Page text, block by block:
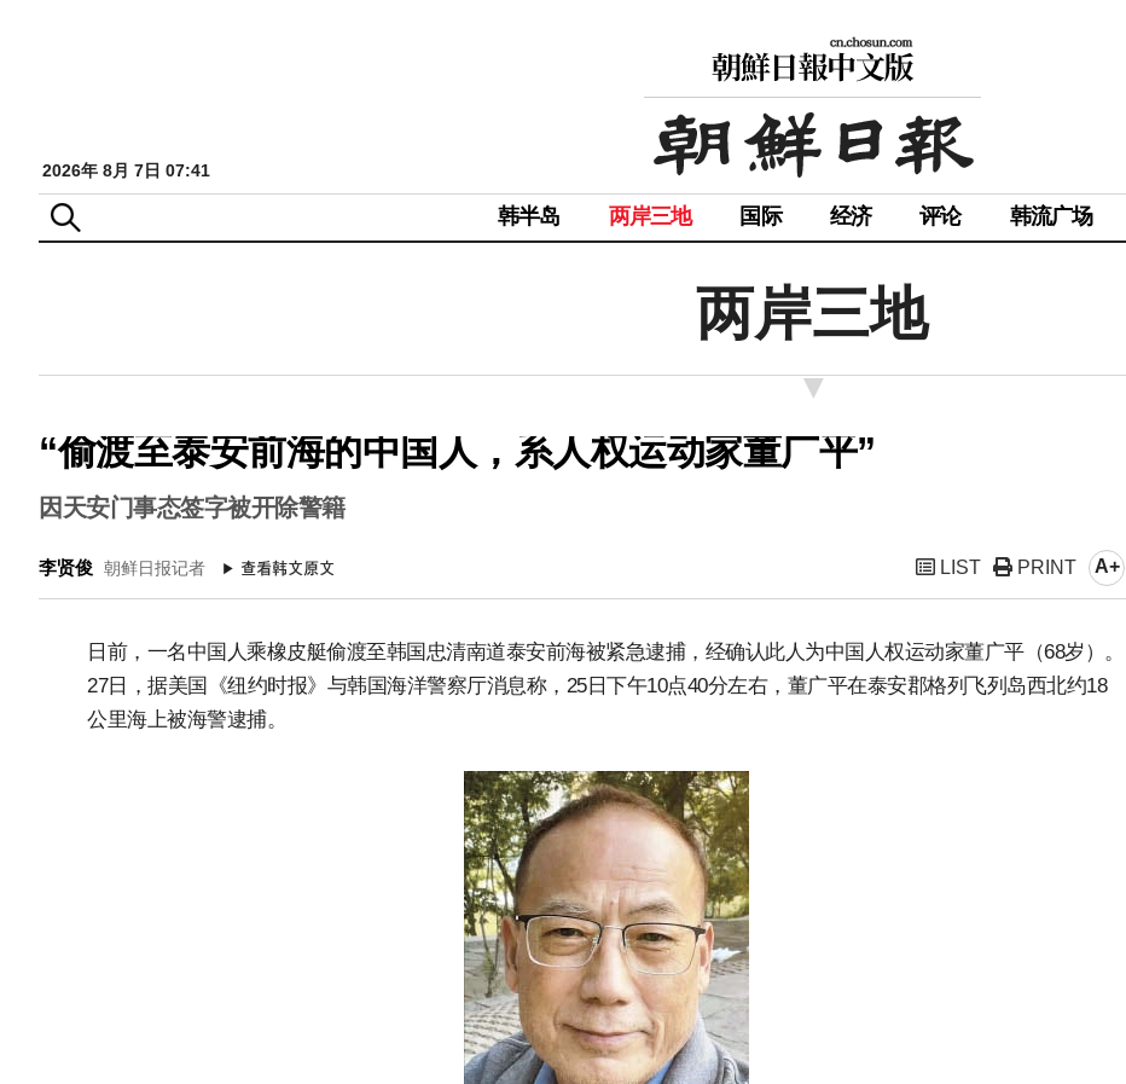
2026年 8月 7日 07:41
韩半岛 两岸三地 国际 经济 评论 韩流广场
两岸三地
“偷渡至泰安前海的中国人，系人权运动家董广平”
因天安门事态签字被开除警籍
李贤俊 朝鲜日报记者 LIST PRINT A+
日前，一名中国人乘橡皮艇偷渡至韩国忠清南道泰安前海被紧急逮捕，经确认此人为中国人权运动家董广平（68岁）。
27日，据美国《纽约时报》与韩国海洋警察厅消息称，25日下午10点40分左右，董广平在泰安郡格列飞列岛西北约18
公里海上被海警逮捕。